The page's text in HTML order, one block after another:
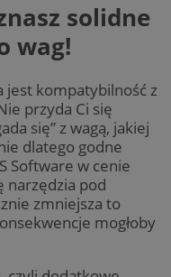
solidne
wag!
jest kompatybilność z
przyda Ci się
się” z wagą, jakiej
dlatego godne
Software w cenie
narzędzia pod
zmniejsza to
mogłoby